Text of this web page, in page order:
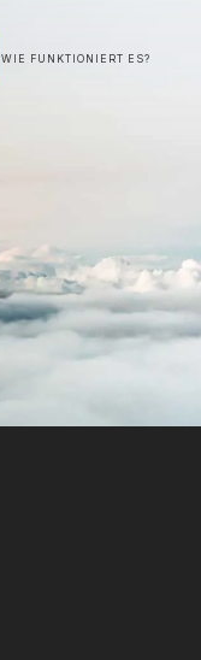
WIE FUNKTIONIERT ES?